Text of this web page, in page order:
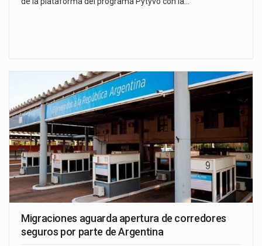
Migraciones aguarda apertura de corredores
seguros por parte de Argentina